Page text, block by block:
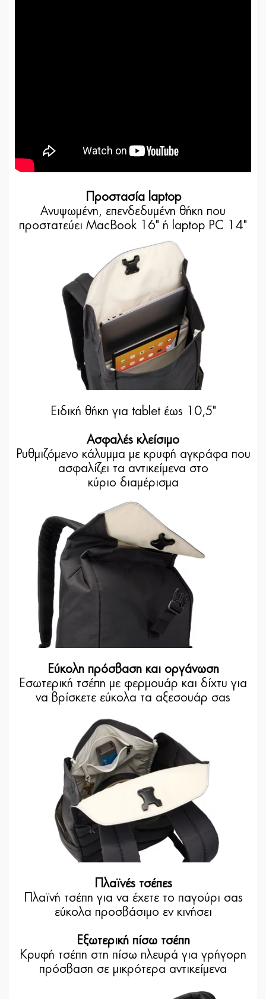
Προστασία laptop
Ανυψωμένη, επενδεδυμένη θήκη που
προστατεύει MacBook 16" ή laptop PC 14"
Ειδική θήκη για tablet έως 10,5"
Ασφαλές κλείσιμο
Ρυθμιζόμενο κάλυμμα με κρυφή αγκράφα που
ασφαλίζει τα αντικείμενα στο
κύριο διαμέρισμα
Εύκολη πρόσβαση και οργάνωση
Εσωτερική τσέπη με φερμουάρ και δίχτυ για
να βρίσκετε εύκολα τα αξεσουάρ σας
Πλαϊνές τσέπες
Πλαϊνή τσέπη για να έχετε το παγούρι σας
εύκολα προσβάσιμο εν κινήσει
Εξωτερική πίσω τσέπη
Κρυφή τσέπη στη πίσω πλευρά για γρήγορη
πρόσβαση σε μικρότερα αντικείμενα